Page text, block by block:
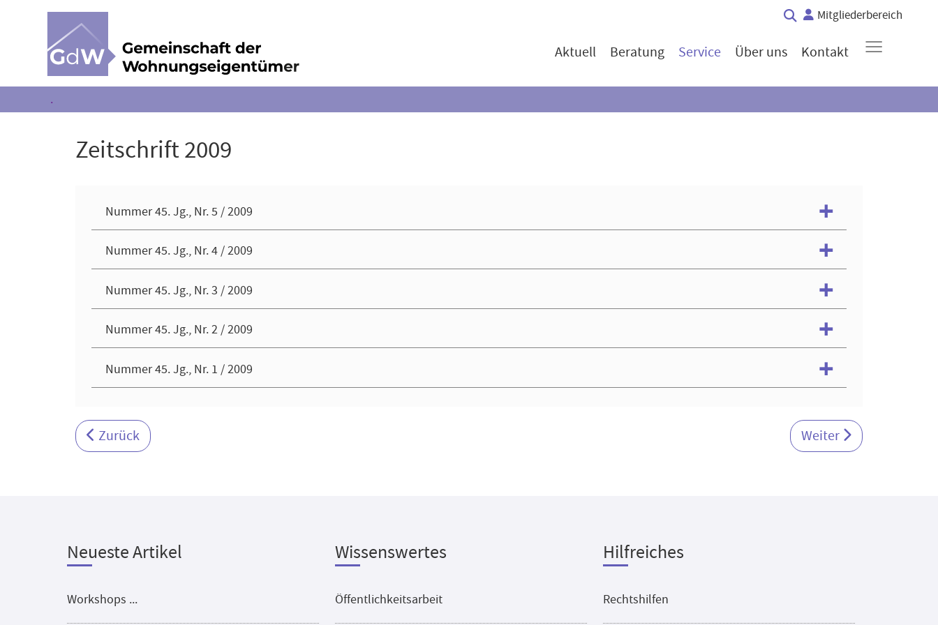
Mitgliederbereich
Aktuell Beratung Service Über uns Kontakt ≡
.
Zeitschrift 2009
Nummer 45. Jg., Nr. 5 / 2009
Nummer 45. Jg., Nr. 4 / 2009
Nummer 45. Jg., Nr. 3 / 2009
Nummer 45. Jg., Nr. 2 / 2009
Nummer 45. Jg., Nr. 1 / 2009
Vorheriger Beitrag: Zeitschrift 2010
Zurück Nächster Beitrag:
Weiter
Neueste Artikel
Workshops ...
Wissenswertes
Öffentlichkeitsarbeit
Hilfreiches
Rechtshilfen